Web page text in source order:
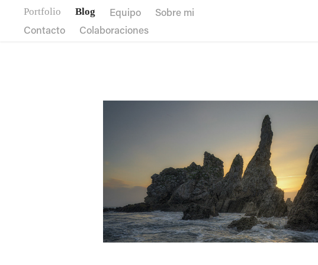
Portfolio Blog Equipo
Sobre mi
Contacto
Colaboraciones